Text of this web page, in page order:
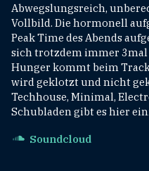
Abwegslungsreich,
Vollbild. Die hormonell
Peak Time des Abends
sich trotzdem immer 3mal
Hunger kommt beim
wird geklotzt und nicht
Techhouse, Minimal,
Schubladen gibt es hier
Soundcloud